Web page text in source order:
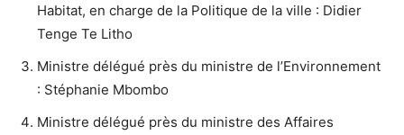
Habitat, en charge de la Politique de la ville : Didier
Tenge Te Litho
Ministre délégué près du ministre de l’Environnement
: Stéphanie Mbombo
Ministre délégué près du ministre des Affaires